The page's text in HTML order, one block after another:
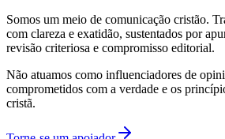
Somos um meio de comunicação cristão.
com clareza e exatidão, sustentados por
revisão criteriosa e compromisso editorial.
Não atuamos como influenciadores de
comprometidos com a verdade e os
cristã.